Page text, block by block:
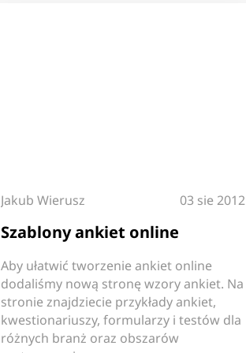
Jakub Wierusz 03 sie 2012
Szablony ankiet online
Aby ułatwić tworzenie ankiet online
dodaliśmy nową stronę wzory ankiet. Na
stronie znajdziecie przykłady ankiet,
kwestionariuszy, formularzy i testów dla
różnych branż oraz obszarów